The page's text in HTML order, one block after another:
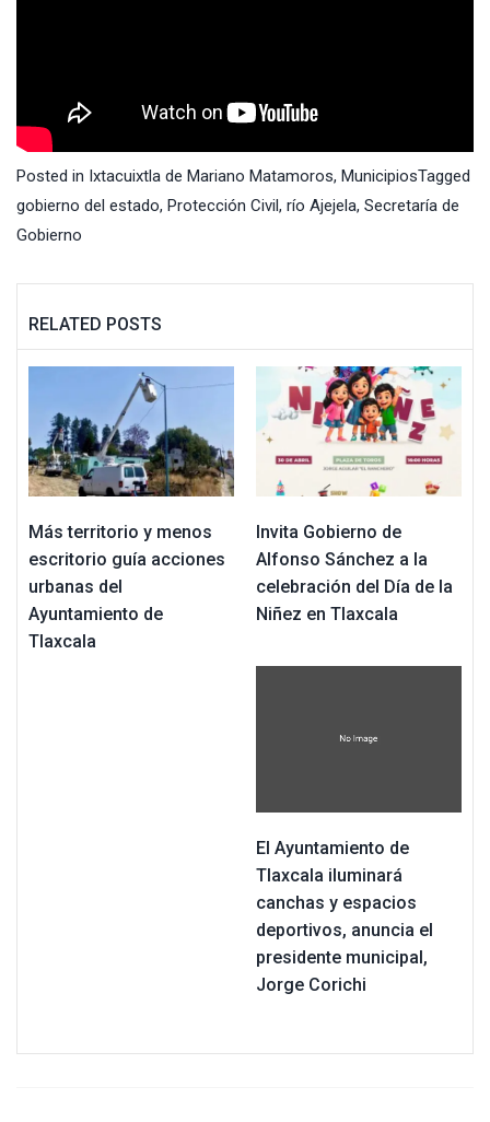
Posted in Ixtacuixtla de Mariano Matamoros, MunicipiosTagged
gobierno del estado, Protección Civil, río Ajejela, Secretaría de
Gobierno
RELATED POSTS
Más territorio y menos
escritorio guía acciones
urbanas del
Ayuntamiento de
Tlaxcala
Invita Gobierno de
Alfonso Sánchez a la
celebración del Día de la
Niñez en Tlaxcala
El Ayuntamiento de
Tlaxcala iluminará
canchas y espacios
deportivos, anuncia el
presidente municipal,
Jorge Corichi